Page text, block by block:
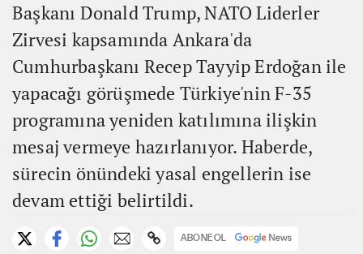
Başkanı Donald Trump, NATO Liderler
Zirvesi kapsamında Ankara'da
Cumhurbaşkanı Recep Tayyip Erdoğan ile
yapacağı görüşmede Türkiye'nin F-35
programına yeniden katılımına ilişkin
mesaj vermeye hazırlanıyor. Haberde,
sürecin önündeki yasal engellerin ise
devam ettiği belirtildi.
ABONE OL